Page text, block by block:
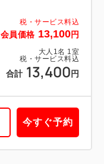
会員価格 16,920円
大人 1室
税・サービス料込
合計 17,220円
税・サービス料込
会員価格 13,100円
大人 1名 1室
税・サービス料込
合計 13,400 円
今すぐ予約